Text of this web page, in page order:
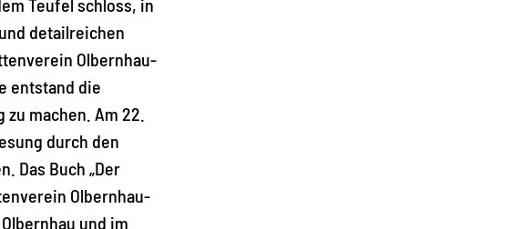
detailreichen
Olbernhau-
entstand die
machen. Am 22.
durch den
Das Buch „Der
Olbernhau-
und im